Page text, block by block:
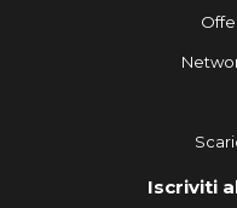
Iscriviti